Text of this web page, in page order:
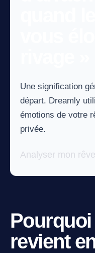
Une signification
départ. Dreamly
émotions de votre
privée.
Analyser mon rêve
revient